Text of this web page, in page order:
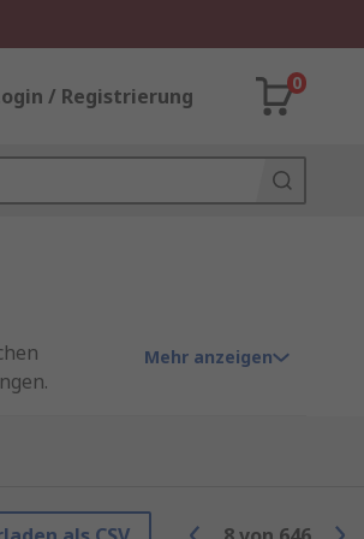
/ Registrierung
0
Geräte.
Mehr anzeigen